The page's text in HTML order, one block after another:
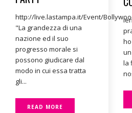
la
http://live.lastampa.it/Event/
"La grandezza di una
nazione ed il suo
progresso morale si
possono giudicare dal
modo in cui essa tratta
gli...
READ MORE